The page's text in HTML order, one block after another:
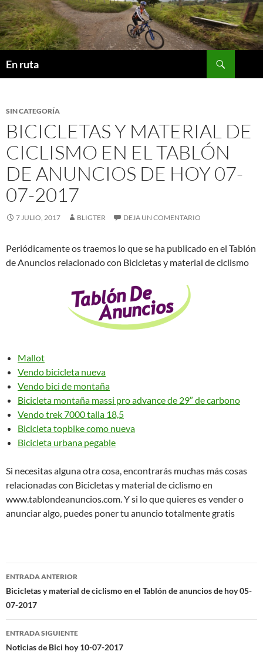
Saltar
al
contenido
En ruta
SIN CATEGORÍA
BICICLETAS Y MATERIAL DE
CICLISMO EN EL TABLÓN
DE ANUNCIOS DE HOY 07-
07-2017
7 JULIO, 2017 BLIGTER DEJA UN COMENTARIO
Periódicamente os traemos lo que se ha publicado en el Tablón
de Anuncios relacionado con Bicicletas y material de ciclismo
Mallot
Vendo bicicleta nueva
Vendo bici de montaña
Bicicleta montaña massi pro advance de 29″ de carbono
Vendo trek 7000 talla 18,5
Bicicleta topbike como nueva
Bicicleta urbana pegable
Si necesitas alguna otra cosa, encontrarás muchas más cosas
relacionadas con Bicicletas y material de ciclismo en
www.tablondeanuncios.com. Y si lo que quieres es vender o
anunciar algo, puedes poner tu anuncio totalmente gratis
Navegación
de
entradas
ENTRADA ANTERIOR
Bicicletas y material de ciclismo en el Tablón de anuncios de hoy 05-
07-2017
ENTRADA SIGUIENTE
Noticias de Bici hoy 10-07-2017